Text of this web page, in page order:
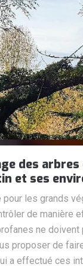
des arbres
et ses
les grands
de manière
ne
proposer de
a effectué ces